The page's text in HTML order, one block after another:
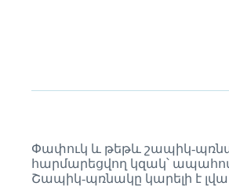
Փափուկ և թեթև շապիկ-
հարմարեցվող կզակ՝
Շապիկ-պռնակը կարելի է